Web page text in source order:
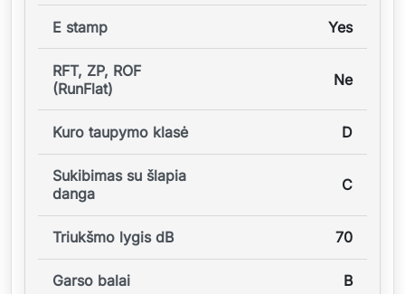
E stamp Yes
RFT, ZP, ROF
(RunFlat)
Ne
Kuro taupymo klasė D
Sukibimas su šlapia
danga
C
Triukšmo lygis dB 70
Garso balai B